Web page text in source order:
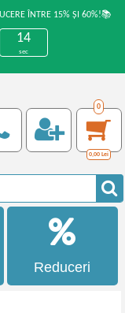
ÎNTRE 15% ȘI 60%!📚
14
sec
0
0,00 Lei
Reduceri